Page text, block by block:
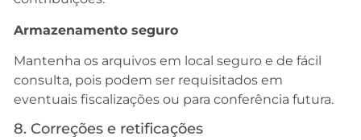
Armazenamento seguro
Mantenha os arquivos em local seguro e de fácil
consulta, pois podem ser requisitados em
eventuais fiscalizações ou para conferência futura.
8. Correções e retificações